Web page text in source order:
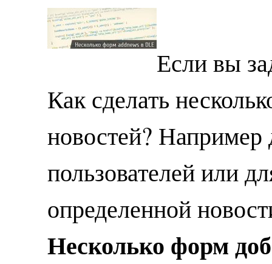
Если вы
Как сделать
новостей? Например
пользователей или
определенной
Несколько форм